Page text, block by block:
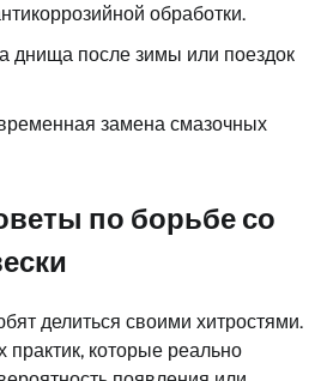
обработки.
днища после зимы или поездок
замена смазочных
по борьбе со
делиться своими хитростями.
практик, которые реально